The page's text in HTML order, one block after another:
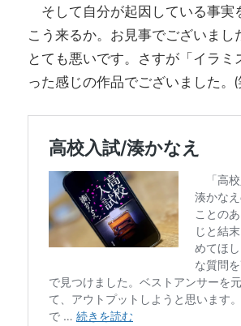
そして自分が起因している事実
こう来るか。お見事でございまし
とても悪いです。さすが「イラミ
った感じの作品でございました。(